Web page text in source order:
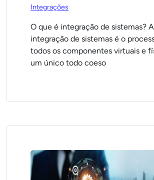
Integrações
O que é integração de sistemas? A
integração de sistemas é o
todos os componentes virtuais e
um único todo coeso